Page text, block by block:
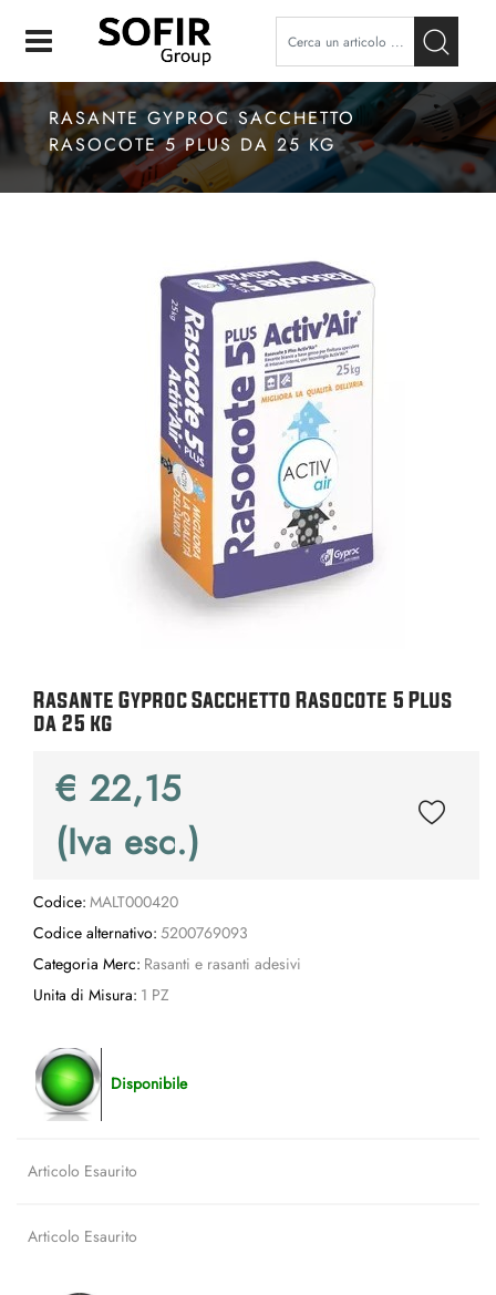
RASANTE GYPROC SACCHETTO
RASOCOTE 5 PLUS DA 25 KG
Rasante Gyproc Sacchetto Rasocote 5 Plus
da 25 kg
€ 22,15
(Iva esc.)
Codice: MALT000420
Codice alternativo: 5200769093
Categoria Merc: Rasanti e rasanti adesivi
Unita di Misura: 1 PZ
Disponibile
Articolo Esaurito
Articolo Esaurito